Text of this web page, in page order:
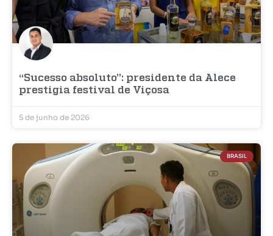
“Sucesso absoluto”: presidente da Alece
prestigia festival de Viçosa
5 de junho de 2026
BRASIL